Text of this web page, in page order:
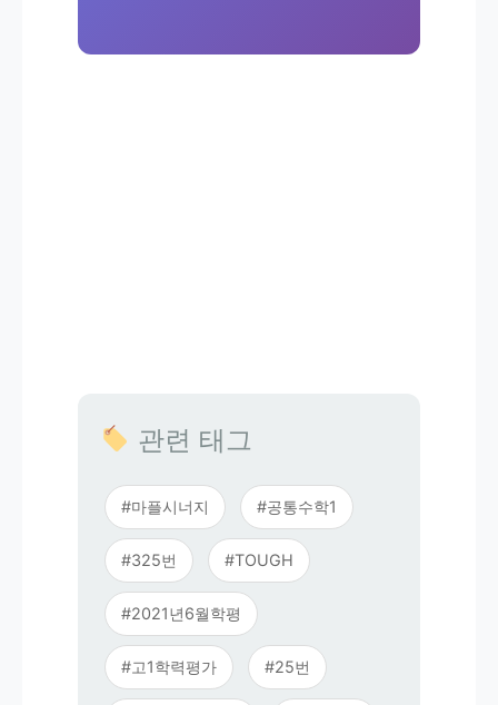
관련 태그
#마플시너지 #공통수학1
#325번 #TOUGH
#2021년6월학평
#고1학력평가 #25번